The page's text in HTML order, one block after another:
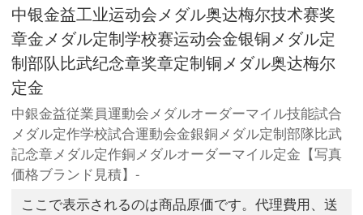
中银金益工业运动会メダル奥达梅尔技术赛奖
章金メダル定制学校赛运动会金银铜メダル定
制部队比武纪念章奖章定制铜メダル奥达梅尔
定金
中銀金益従業員運動会メダルオーダーマイル技能試合
メダル定作学校試合運動会金銀銅メダル定制部隊比武
記念章メダル定作銅メダルオーダーマイル定金【写真
価格ブランド見積】-
ここで表示されるのは商品原価です。代理費用、送